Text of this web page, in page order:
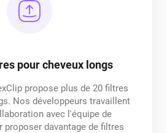
pour cheveux longs
propose plus de 20 filtres
Nos développeurs travaillent
avec l'équipe de
proposer davantage de filtres